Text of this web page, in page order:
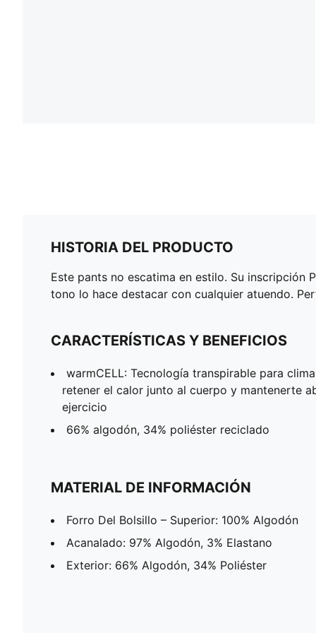
HISTORIA DEL PRODUCTO
Este pants no escatima en estilo. Su
tono lo hace destacar con cualquier atuendo.
CARACTERÍSTICAS Y BENEFICIOS
warmCELL: Tecnología transpirable para
retener el calor junto al cuerpo y mantenerte
ejercicio
66% algodón, 34% poliéster reciclado
MATERIAL DE INFORMACIÓN
Forro Del Bolsillo – Superior: 100% Algodón
Acanalado: 97% Algodón, 3% Elastano
Exterior: 66% Algodón, 34% Poliéster